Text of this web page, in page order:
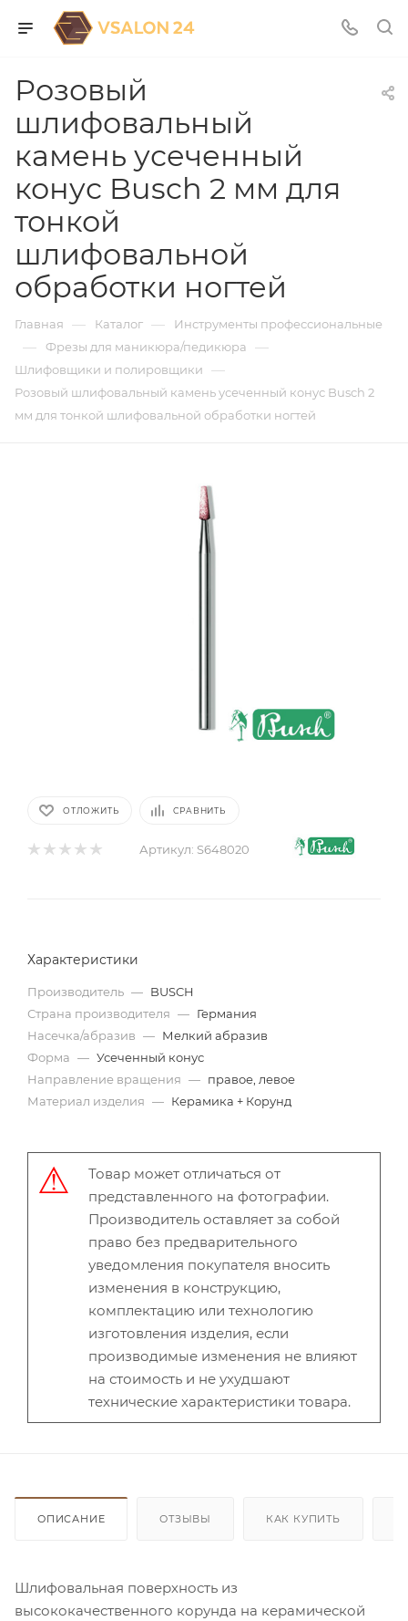
Розовый
шлифовальный
камень усеченный
конус Busch 2 мм для
тонкой
шлифовальной
обработки ногтей
Главная — Каталог — Инструменты профессиональные
— Фрезы для маникюра/педикюра —
Шлифовщики и полировщики —
Розовый шлифовальный камень усеченный конус Busch 2
мм для тонкой шлифовальной обработки ногтей
ОТЛОЖИТЬ СРАВНИТЬ
Артикул: S648020
Характеристики
Производитель — BUSCH
Страна производителя — Германия
Насечка/абразив — Мелкий абразив
Форма — Усеченный конус
Направление вращения — правое, левое
Материал изделия — Керамика + Корунд
Товар может отличаться от
представленного на фотографии.
Производитель оставляет за собой
право без предварительного
уведомления покупателя вносить
изменения в конструкцию,
комплектацию или технологию
изготовления изделия, если
производимые изменения не влияют
на стоимость и не ухудшают
технические характеристики товара.
ОПИСАНИЕ ОТЗЫВЫ КАК КУПИТЬ
Шлифовальная поверхность из
высококачественного корунда на керамической